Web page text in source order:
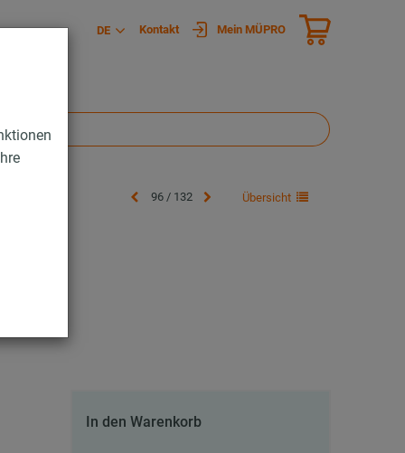
DE Kontakt Mein MÜPRO
96 / 132 Übersicht
In den Warenkorb